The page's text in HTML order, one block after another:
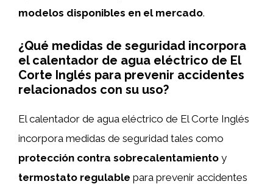
modelos disponibles en el mercado.
¿Qué medidas de seguridad incorpora
el calentador de agua eléctrico de El
Corte Inglés para prevenir accidentes
relacionados con su uso?
El calentador de agua eléctrico de El Corte Inglés
incorpora medidas de seguridad tales como
protección contra sobrecalentamiento y
termostato regulable para prevenir accidentes